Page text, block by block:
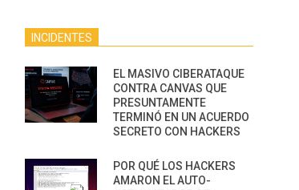
INCIDENTES
EL MASIVO CIBERATAQUE
CONTRA CANVAS QUE
PRESUNTAMENTE
TERMINÓ EN UN ACUERDO
SECRETO CON HACKERS
POR QUÉ LOS HACKERS
AMARON EL AUTO-